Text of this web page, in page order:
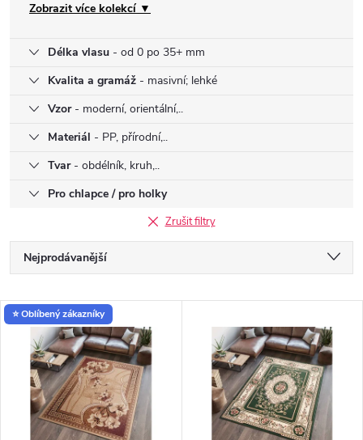
Zobrazit více kolekcí ▼
Délka vlasu - od 0 po 35+ mm
Kvalita a gramáž - masivní; lehké
Vzor- moderní, orientální,..
Materiál - PP, přírodní,..
Tvar- obdélník, kruh,..
Pro chlapce / pro holky
Zrušit filtry
Ř
a
Nejprodávanější
Nejdražší
Abecedně
V
⭐ Oblíbený zákazníky